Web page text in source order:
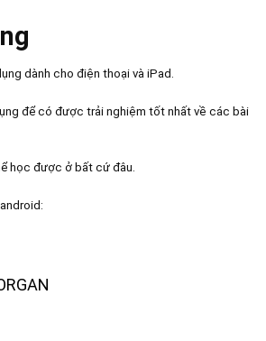
dành cho điện thoại và iPad.
để có được trải nghiệm tốt nhất về các bài
học được ở bất cứ đâu.